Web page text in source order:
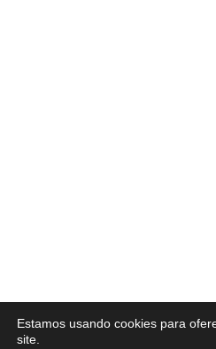
Estamos usando cookies para
site.